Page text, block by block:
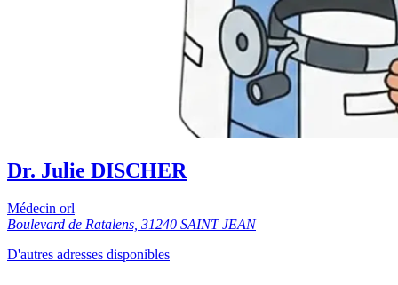
Dr. Julie DISCHER
Médecin orl
Boulevard de Ratalens, 31240 SAINT JEAN
D'autres adresses disponibles